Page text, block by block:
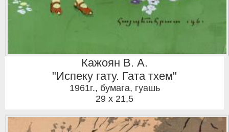
Кажоян В. А.
"Испеку гату. Гата тхем"
1961г., бумага, гуашь
29 x 21,5